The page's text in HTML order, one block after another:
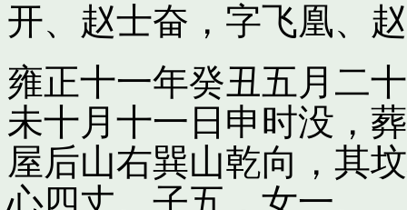
开、 赵士奋，字飞凰、
雍正十一年癸丑五月二
未十月十一日申时没，
屋后山右巽山乾向，其